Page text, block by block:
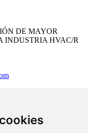
DE MAYOR
INDUSTRIA HVAC/R